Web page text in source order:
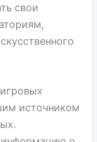
свои
источником